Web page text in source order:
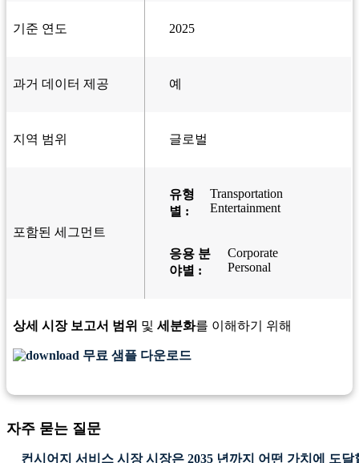
기준 연도 2025
과거 데이터 제공 예
지역 범위 글로벌
포함된 세그먼트
유형
별 :
Transportation
Entertainment
응용 분
야별 :
Corporate
Personal
상세 시장 보고서 범위 및 세분화를 이해하기 위해
무료 샘플 다운로드
자주 묻는 질문
컨시어지 서비스 시장 시장은 2035 년까지 어떤 가치에 도